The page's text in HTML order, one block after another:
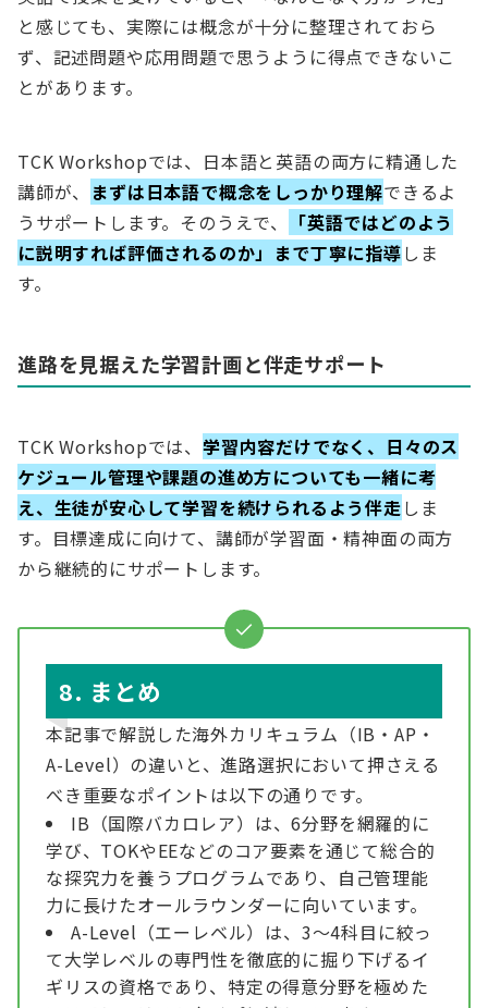
と感じても、実際には概念が十分に整理されておら
ず、記述問題や応用問題で思うように得点できないこ
とがあります。
TCK Workshopでは、日本語と英語の両方に精通した
講師が、
まずは日本語で概念をしっかり理解できるよ
うサポートします。そのうえで、
「英語ではどのよう
に説明すれば評価されるのか」まで丁寧に指導しま
す。
進路を見据えた学習計画と伴走サポート
TCK Workshopでは、 学習内容だけでなく、日々のス
ケジュール管理や課題の進め方についても一緒に考
え、生徒が安心して学習を続けられるよう伴走しま
す。目標達成に向けて、講師が学習面・精神面の両方
から継続的にサポートします。
8. まとめ
本記事で解説した海外カリキュラム（IB・AP・
A-Level）の違いと、進路選択において押さえる
べき重要なポイントは以下の通りです。
IB（国際バカロレア）は、6分野を網羅的に
学び、TOKやEEなどのコア要素を通じて総合的
な探究力を養うプログラムであり、自己管理能
力に長けたオールラウンダーに向いています。
A-Level（エーレベル）は、3〜4科目に絞っ
て大学レベルの専門性を徹底的に掘り下げるイ
ギリスの資格であり、特定の得意分野を極めた